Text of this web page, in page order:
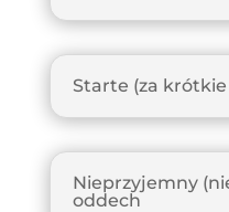
Starte (za krótkie
Nieprzyjemny
oddech